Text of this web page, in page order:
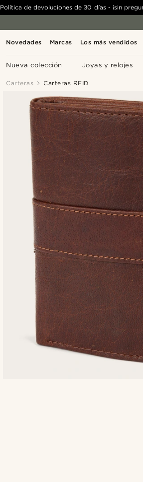
Novedades Marcas Los más vendidos
Nueva colección Joyas y relojes
Política de devoluciones de 30 días - ¡sin
Carteras Carteras RFID